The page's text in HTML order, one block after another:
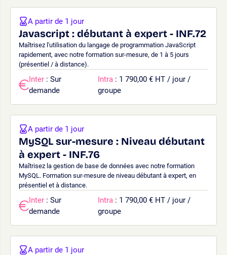
Javascript : débutant à expert - INF.72
Maîtrisez l'utilisation du langage de programmation JavaScript
rapidement, avec notre formation sur-mesure, de 1 à 5 jours
(présentiel / à distance).
A partir de 1 jour
Inter : Sur
demande
Intra : 1 790,00 € HT / jour /
groupe
MySQL sur-mesure : Niveau débutant
à expert - INF.76
Maîtrisez la gestion de base de données avec notre formation
MySQL. Formation sur-mesure de niveau débutant à expert, en
présentiel et à distance.
A partir de 1 jour
Inter : Sur
demande
Intra : 1 790,00 € HT / jour /
groupe
A partir de 1 jour